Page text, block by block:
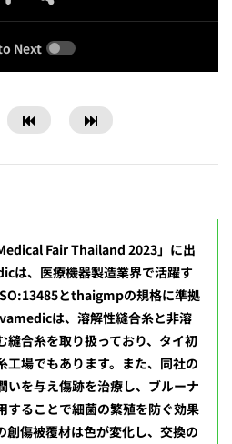
Next
Fair Thailand 2023」に出
は、医療機器製造業界で活躍す
とthaigmpの規格に準拠
は、溶解性縫合糸と非溶
縫合糸を取り扱っており、タイ初
工場でもあります。また、同社の
いを与え傷跡を治療し、ブルーナ
することで細菌の繁殖を防ぐ効果
創傷被覆材は色が変化し、交換の